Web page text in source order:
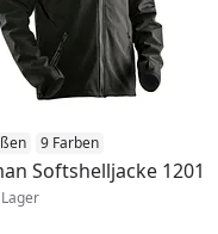
9 Farben
Softshelljacke 1201
am Lager